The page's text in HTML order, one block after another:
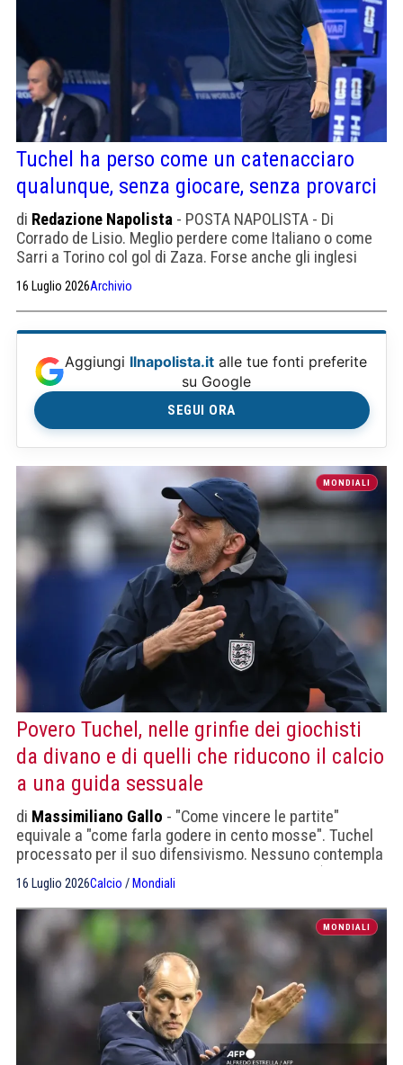
Tuchel ha perso come un catenacciaro
qualunque, senza giocare, senza provarci
di Redazione Napolista - POSTA NAPOLISTA - Di
Corrado de Lisio. Meglio perdere come Italiano o come
Sarri a Torino col gol di Zaza. Forse anche gli inglesi
che mortificati.
16 Luglio 2026Archivio
Aggiungi Ilnapolista.it alle tue fonti preferite
su Google
SEGUI ORA
MONDIALI
Povero Tuchel, nelle grinfie dei giochisti
da divano e di quelli che riducono il calcio
a una guida sessuale
di Massimiliano Gallo - "Come vincere le partite"
equivale a "come farla godere in cento mosse". Tuchel
processato per il suo difensivismo. Nessuno contempla
che in campo esiste l'avversario, che lo sport (anche il
calcio) è agonismo, sudore, sofferenza. È sempre più
ampia la forbice tra il calcio spiegato da chi lo vive e da
chi pretende di raccontarlo
16 Luglio 2026Calcio /Mondiali
MONDIALI